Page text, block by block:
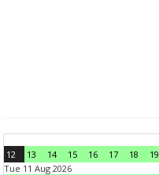
12 13 14 15 16 17 18 19
Tue 11 Aug 2026